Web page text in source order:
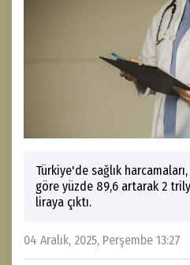
Türkiye'de sağlık
göre yüzde 89,6 artarak 2
liraya çıktı.
04 Aralık, 2025, Perşembe 13:27